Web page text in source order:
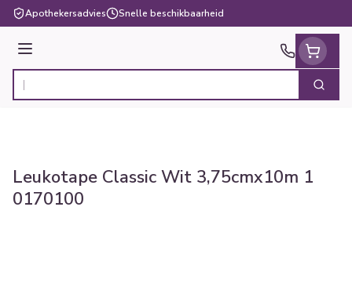
Ga naar de inhoud
Apothekersadvies Snelle beschikbaarheid
Menu
Product, merk, categorie... Zoek
Leukotape Classic Wit 3,75cmx10m 1
0170100